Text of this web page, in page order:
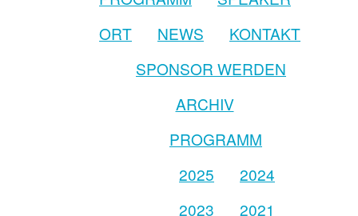
ORT
NEWS
KONTAKT
SPONSOR WERDEN
ARCHIV
PROGRAMM
2025
2024
2023
2021